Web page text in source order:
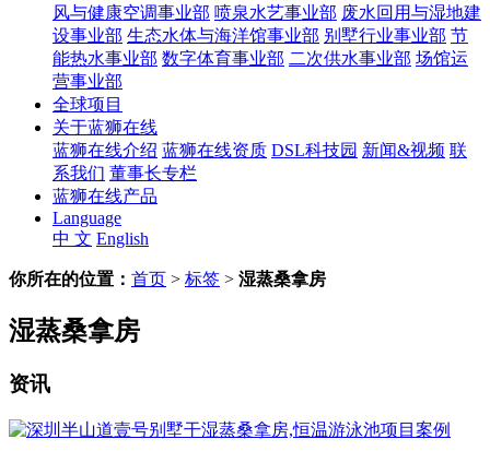
风与健康空调事业部 喷泉水艺事业部 废水回用与湿地建
设事业部 生态水体与海洋馆事业部 别墅行业事业部 节
能热水事业部 数字体育事业部 二次供水事业部 场馆运
营事业部
全球项目
关于蓝狮在线
蓝狮在线介绍 蓝狮在线资质 DSL科技园 新闻&视频 联
系我们 董事长专栏
蓝狮在线产品
Language
中 文 English
你所在的位置： 首页 > 标签 > 湿蒸桑拿房
湿蒸桑拿房
资讯